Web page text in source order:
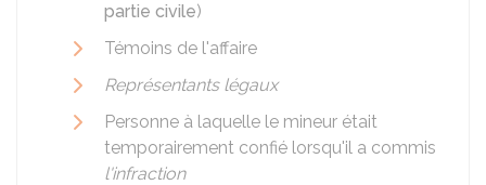
partie civile)
Témoins de l'affaire
Représentants légaux
Personne à laquelle le mineur était
temporairement confié lorsqu'il a commis
l'infraction